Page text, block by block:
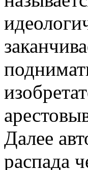
Далее
распада